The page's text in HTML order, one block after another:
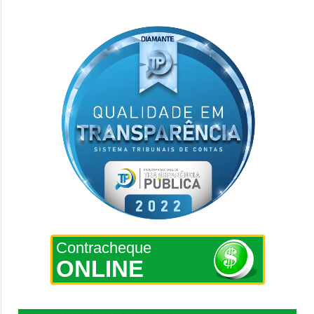
Contracheque
ONLINE